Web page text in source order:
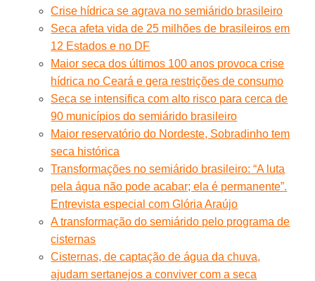
Crise hídrica se agrava no semiárido brasileiro
Seca afeta vida de 25 milhões de brasileiros em
12 Estados e no DF
Maior seca dos últimos 100 anos provoca crise
hídrica no Ceará e gera restrições de consumo
Seca se intensifica com alto risco para cerca de
90 municípios do semiárido brasileiro
Maior reservatório do Nordeste, Sobradinho tem
seca histórica
Transformações no semiárido brasileiro: “A luta
pela água não pode acabar; ela é permanente”.
Entrevista especial com Glória Araújo
A transformação do semiárido pelo programa de
cisternas
Cisternas, de captação de água da chuva,
ajudam sertanejos a conviver com a seca